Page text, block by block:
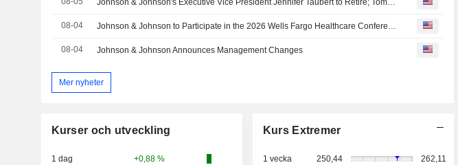
Johnson & Johnson's Executive Vice President Jennifer Taubert to Retire; Tom Cavanaugh Appointed EVP, Worldwide Chairman Innovative Medicine Effective September
08-04 Johnson & Johnson to Participate in the 2026 Wells Fargo Healthcare Conference
08-04 Johnson & Johnson Announces Management Changes
Mer nyheter
Kurser och utveckling
1 dag +0,88 %
Kurs Extremer
1 vecka 250,44 262,11